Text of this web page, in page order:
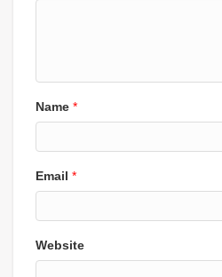
Name *
Email *
Website